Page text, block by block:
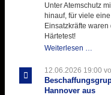
Unter Atemschutz
hinauf, für viele
Einsatzkräfte
Härtetest!
Weiterlesen …
ihre
12.06.2026 19:00
Hannover aus